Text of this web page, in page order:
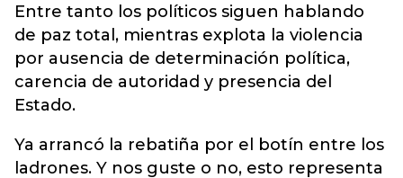
Entre tanto los políticos siguen hablando
de paz total, mientras explota la violencia
por ausencia de determinación política,
carencia de autoridad y presencia del
Estado.
Ya arrancó la rebatiña por el botín entre los
ladrones. Y nos guste o no, esto representa